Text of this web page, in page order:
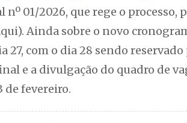
01/2026, que rege o processo,
Ainda sobre o novo
com o dia 28 sendo reservado
e a divulgação do quadro de
de fevereiro.